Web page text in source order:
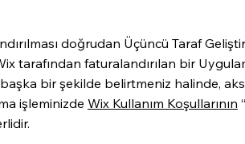
doğrudan Üçüncü Taraf
tarafından faturalandırılan bir
bir şekilde belirtmeniz halinde,
işleminizde Wix Kullanım Koşullarının